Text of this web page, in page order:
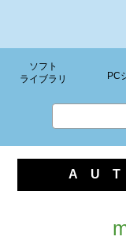
ソフト
ライブラリ
PC